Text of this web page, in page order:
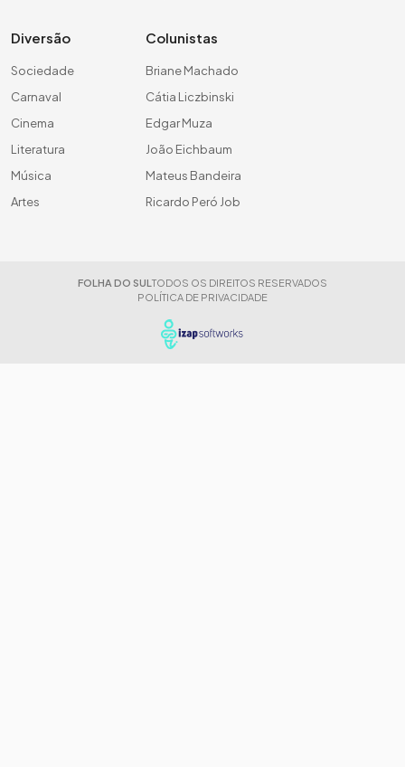
Diversão
Sociedade
Carnaval
Cinema
Literatura
Música
Artes
Colunistas
Briane Machado
Cátia Liczbinski
Edgar Muza
João Eichbaum
Mateus Bandeira
Ricardo Peró Job
FOLHA DO SUL TODOS OS DIREITOS RESERVADOS
POLÍTICA DE PRIVACIDADE